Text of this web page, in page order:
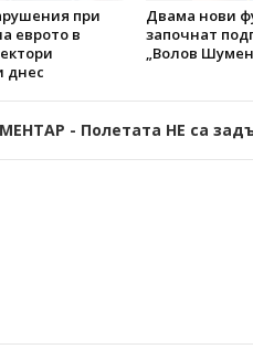
при
еврото в
днес
Двама нови
започнат
„Волов Шумен
- Полетата НЕ са